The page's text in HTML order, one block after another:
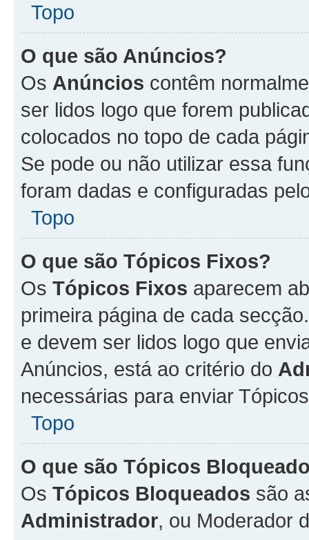
Topo
O que são Anúncios?
Os Anúncios contêm
ser lidos logo que forem
colocados no topo de cada
Se pode ou não utilizar essa
foram dadas e configuradas
Topo
O que são Tópicos Fixos?
Os Tópicos Fixos aparecem
primeira página de cada
e devem ser lidos logo que
Anúncios, está ao critério do
necessárias para enviar
Topo
O que são Tópicos
Os Tópicos Bloqueados são
Administrador, ou Moderador